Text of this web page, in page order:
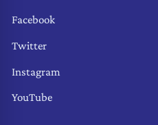
Facebook
Twitter
Instagram
YouTube